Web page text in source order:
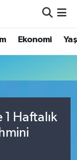
Ekonomi
1 Haftalık